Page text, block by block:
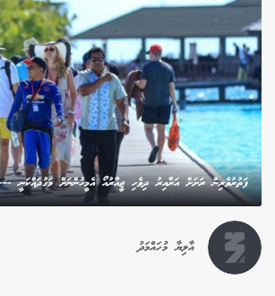
ފަތުރުވެރިން ރަށަށް އަރާއިރު ދިވެހި ޖީއާރުއޯ އެމީހުންނަށް މަގުދައްކަނީ
އާލިޔާ މުހައްމަދު